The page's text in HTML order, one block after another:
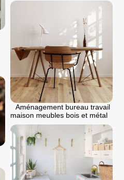
Aménagement bureau travail
maison meubles bois et métal